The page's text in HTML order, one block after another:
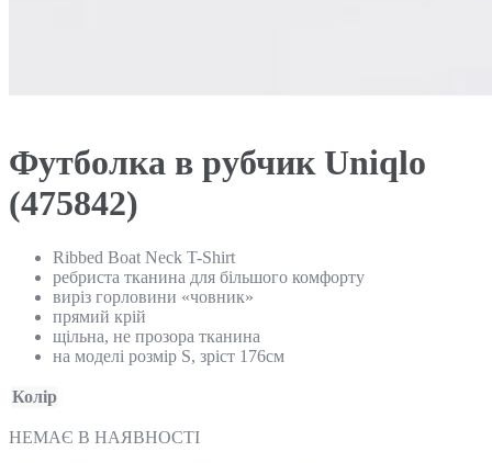
Футболка в рубчик Uniqlo
(475842)
Ribbed Boat Neck T-Shirt
ребриста тканина для більшого комфорту
виріз горловини «човник»
прямий крій
щільна, не прозора тканина
на моделі розмір S, зріст 176см
Колір
НЕМАЄ В НАЯВНОСТІ